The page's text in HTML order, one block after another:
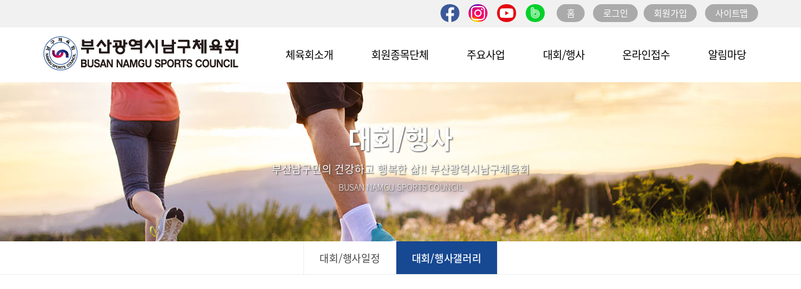
홈 로그인 회원가입 사이트맵
체육회소개 회원종목단체 주요사업 대회/행사 온라인접수 알림마당
대회/행사
부산남구민의 건강하고 행복한 삶!! 부산광역시남구체육회
BUSAN NAMGU SPORTS COUNCIL
대회/행사일정 대회/행사갤러리